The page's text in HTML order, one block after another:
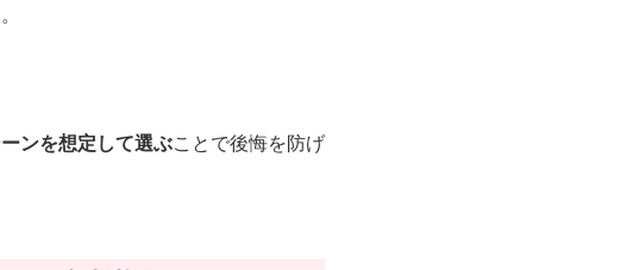
ンを想定して選ぶことで後悔を防げ